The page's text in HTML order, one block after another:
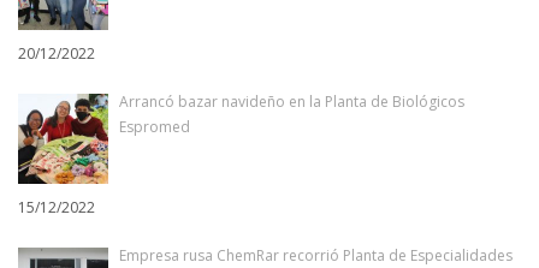
20/12/2022
Arrancó bazar navideño en la Planta de Biológicos
Espromed
15/12/2022
Empresa rusa ChemRar recorrió Planta de Especialidades